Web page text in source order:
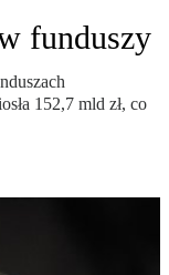
funduszy
152,7 mld zł, co